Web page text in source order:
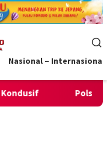
Nasional – Internasional
Amankan